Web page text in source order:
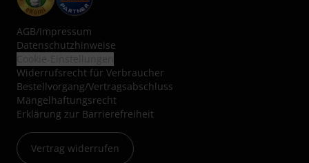
AGB/Impressum
Datenschutzhinweise
Widerrufsrecht für Verbraucher
Bestellvorgang/Vertragsabschluss
Mängelhaftungsrecht
Erklärung zur Barrierefreiheit
Vertrag widerrufen